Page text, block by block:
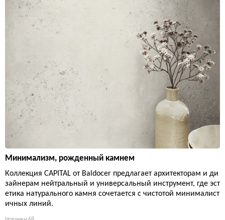
Минимализм, рожденный камнем
Коллекция CAPITAL от Baldocer предлагает архитекторам и ди
зайнерам нейтральный и универсальный инструмент, где эст
етика натурального камня сочетается с чистотой минималист
ичных линий.